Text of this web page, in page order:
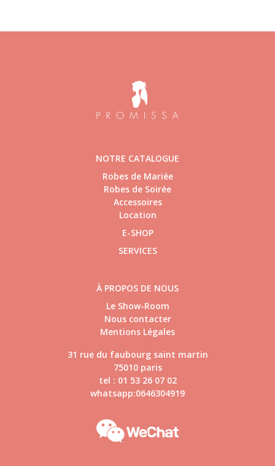
NOTRE CATALOGUE
Robes de Mariée
Robes de Soirée
Accessoires
Location
E-SHOP
SERVICES
À PROPOS DE NOUS
Le Show-Room
Nous contacter
Mentions Légales
31 rue du faubourg saint martin
75010 paris
tel : 01 53 26 07 02
whatsapp:0646304919